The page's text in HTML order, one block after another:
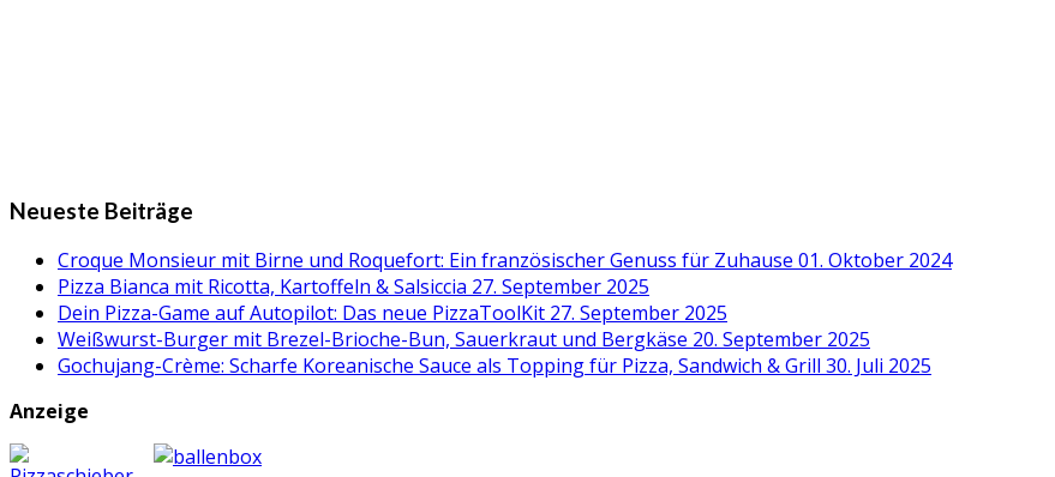
Neueste Beiträge
Croque Monsieur mit Birne und Roquefort: Ein französischer Genuss für Zuhause 01. Oktober 2024
Pizza Bianca mit Ricotta, Kartoffeln & Salsiccia 27. September 2025
Dein Pizza-Game auf Autopilot: Das neue PizzaToolKit 27. September 2025
Weißwurst-Burger mit Brezel-Brioche-Bun, Sauerkraut und Bergkäse 20. September 2025
Gochujang-Crème: Scharfe Koreanische Sauce als Topping für Pizza, Sandwich & Grill 30. Juli 2025
Anzeige